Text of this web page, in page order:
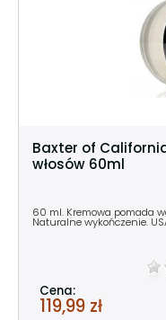
Baxter of
włosów 60ml
60 ml. Kremowa pomada
Naturalne wykończenie.
Cena:
119,99 zł